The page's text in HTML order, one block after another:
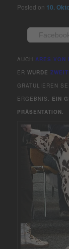
Posted on 10.
AUCH ARES VON
ERWURDE
GRATULIEREN
ERGEBNIS. EIN
RÄSENTATION.